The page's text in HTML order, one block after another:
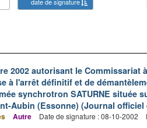
2002 autorisant le Commissariat
à l'arrêt définitif et de
synchrotron SATURNE située
Aubin (Essonne) (Journal officiel
Autre Date de signature : 08-10-2002